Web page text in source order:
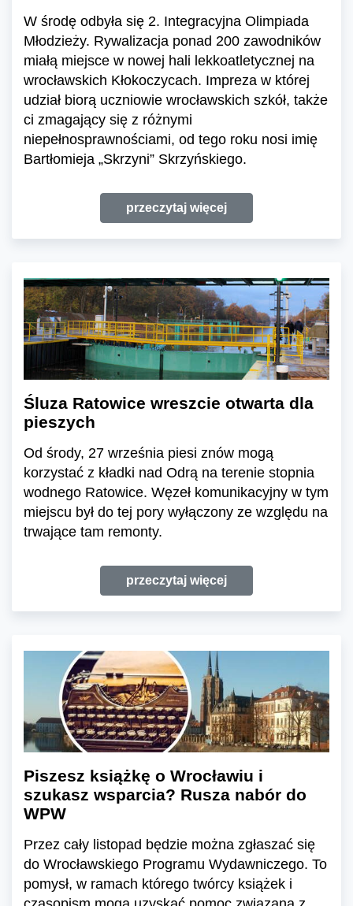
W środę odbyła się 2. Integracyjna Olimpiada
Młodzieży. Rywalizacja ponad 200 zawodników
miałą miejsce w nowej hali lekkoatletycznej na
wrocławskich Kłokoczycach. Impreza w której
udział biorą uczniowie wrocławskich szkół, także
ci zmagający się z różnymi
niepełnosprawnościami, od tego roku nosi imię
Bartłomieja „Skrzyni” Skrzyńskiego.
przeczytaj więcej
Śluza Ratowice wreszcie otwarta dla
pieszych
Od środy, 27 września piesi znów mogą
korzystać z kładki nad Odrą na terenie stopnia
wodnego Ratowice. Węzeł komunikacyjny w tym
miejscu był do tej pory wyłączony ze względu na
trwające tam remonty.
przeczytaj więcej
Piszesz książkę o Wrocławiu i
szukasz wsparcia? Rusza nabór do
WPW
Przez cały listopad będzie można zgłaszać się
do Wrocławskiego Programu Wydawniczego. To
pomysł, w ramach którego twórcy książek i